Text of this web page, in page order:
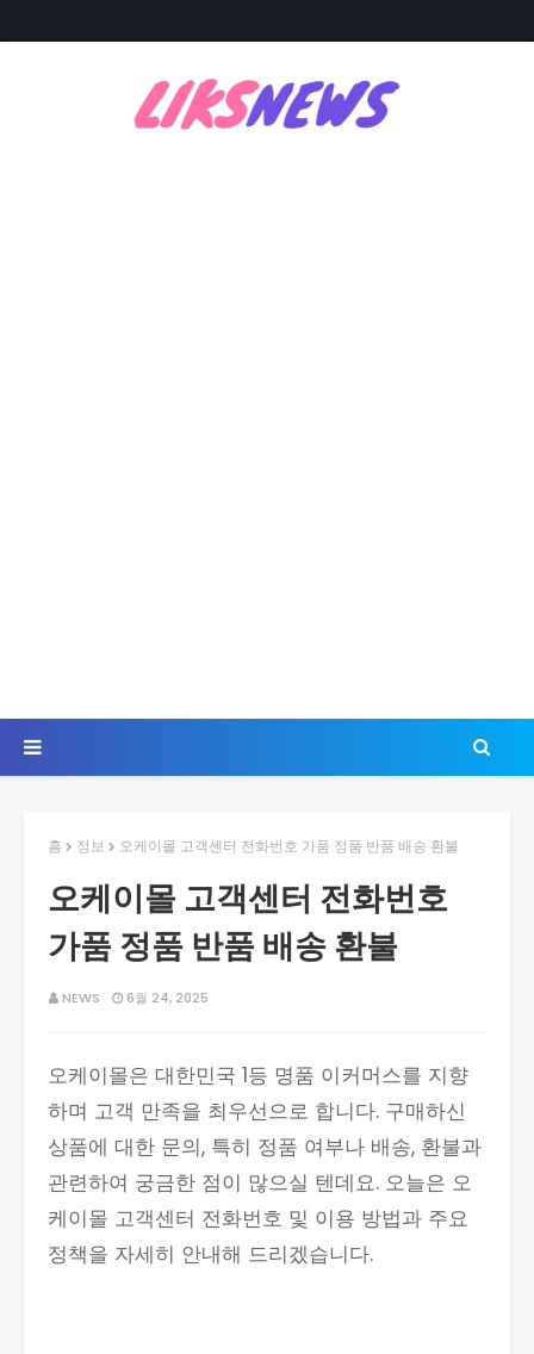
홈 정보 오케이몰 고객센터 전화번호 가품 정품 반품 배송 환불
오케이몰 고객센터 전화번호
가품 정품 반품 배송 환불
NEWS 6월 24, 2025
오케이몰은 대한민국 1등 명품 이커머스를 지향
하며 고객 만족을 최우선으로 합니다. 구매하신
상품에 대한 문의, 특히 정품 여부나 배송, 환불과
관련하여 궁금한 점이 많으실 텐데요. 오늘은 오
케이몰 고객센터 전화번호 및 이용 방법과 주요
정책을 자세히 안내해 드리겠습니다.